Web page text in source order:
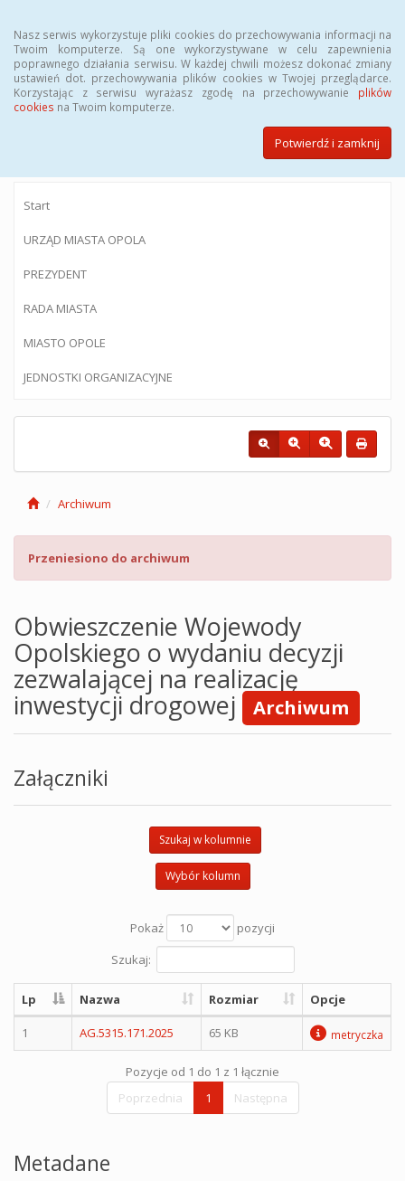
Nasz serwis wykorzystuje pliki cookies do przechowywania informacji na
Twoim komputerze. Są one wykorzystywane w celu zapewnienia
poprawnego działania serwisu. W każdej chwili możesz dokonać zmiany
ustawień dot. przechowywania plików cookies w Twojej przeglądarce.
Korzystając z serwisu wyrażasz zgodę na przechowywanie plików
cookies na Twoim komputerze.
Potwierdź i zamknij
BIULETYN INFORMACJI PUBLICZNEJ
Urzędu Miasta Opola
Start
URZĄD MIASTA OPOLA
PREZYDENT
RADA MIASTA
MIASTO OPOLE
JEDNOSTKI ORGANIZACYJNE
Archiwum
Przeniesiono do archiwum
Obwieszczenie Wojewody
Opolskiego o wydaniu decyzji
zezwalającej na realizację
inwestycji drogowej Archiwum
Załączniki
Szukaj w kolumnie
Wybór kolumn
Pokaż
pozycji
Szukaj:
Lp Nazwa Rozmiar Opcje
1 AG.5315.171.2025 65 KB metryczka
Pozycje od 1 do 1 z 1 łącznie
Poprzednia
1 Następna
Metadane